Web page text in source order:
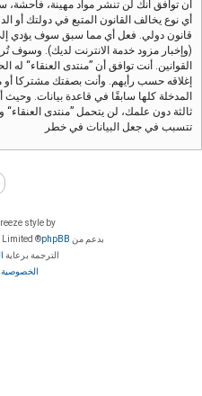
أن توافق أنك لن تنشر مواد مهينة،
أي نوع يخالف القانون المتبع في دولتك أو
قانون دولي. فعل أي مما سبق سوف يؤدي
(وإخبار مزود خدمة الانترنت لديك). وسوف
القوانين. أنت توافق أن ”منتدى العنقاء“ له
إغلاقه حسب رأيهم. وأنت بصفتك مشتركا
المدخلة كلها سابقًا في قاعدة بيانات.
تتسبب في جعل البيانات في خطر
style by
بدعم من phpBB
® Forum Software © phpBB Limited
الترجمة برعاية
الخصوصية